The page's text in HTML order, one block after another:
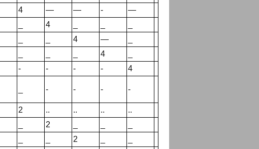
4 — — -
—
4
4 —
4
- - - - 4
- - - -
2 .. .. ..
..
2
2